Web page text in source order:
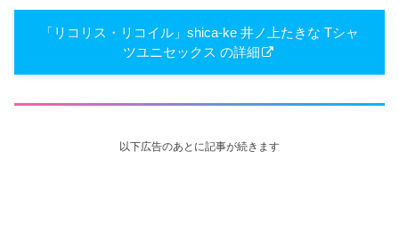
「リコリス・リコイル」shica-ke 井ノ上たきな Tシャ
ツユニセックス の詳細
以下広告のあとに記事が続きます